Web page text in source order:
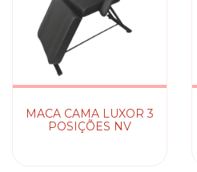
MACA CAMA LUXOR 3
POSIÇÕES NV